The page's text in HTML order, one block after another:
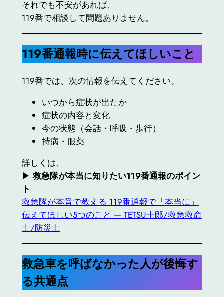
それでも不安があれば、
119番で相談して問題ありません。
119番通報時に伝えてほしいこと
119番では、次の情報を伝えてください。
いつから症状が出たか
症状の内容と変化
今の状態（会話・呼吸・歩行）
持病・服薬
詳しくは、
▶︎救急隊が本当に知りたい119番通報のポイン
ト
救急隊が本音で教える 119番通報で「本当に」
伝えてほしい5つのこと — TETSU十郎/救急救命
士/防災士
救急車を呼ばなかった人が後悔す
る共通点